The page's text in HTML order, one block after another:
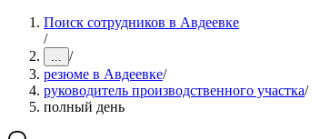
Поиск сотрудников в Авдеевке
/
... /
резюме в Авдеевке/
руководитель производственного участка/
полный день